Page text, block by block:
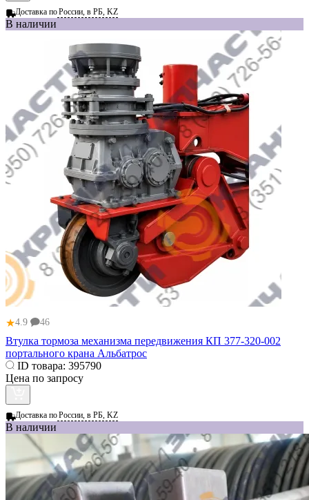
Доставка поРоссии, в РБ, KZ
В наличии
★4.9 46
Втулка тормоза механизма передвижения КП 377-320-002
портального крана Альбатрос
ID товара: 395790
Цена по запросу
Доставка поРоссии, в РБ, KZ
В наличии